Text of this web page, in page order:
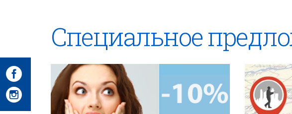
Cпециaльное